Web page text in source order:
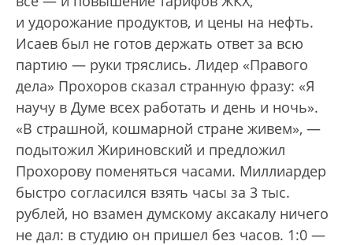
и удорожание продуктов, и цены на нефть.
Исаев был не готов держать ответ за всю
партию — руки тряслись. Лидер «Правого
дела» Прохоров сказал странную фразу: «Я
научу в Думе всех работать и день и ночь».
«В страшной, кошмарной стране живем», —
подытожил Жириновский и предложил
Прохорову поменяться часами. Миллиардер
быстро согласился взять часы за 3 тыс.
рублей, но взамен думскому аксакалу ничего
не дал: в студию он пришел без часов. 1:0 —